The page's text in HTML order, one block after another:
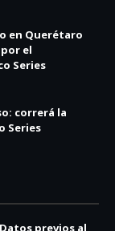
en Querétaro
el
Series
correrá la
Series
Datos previos al